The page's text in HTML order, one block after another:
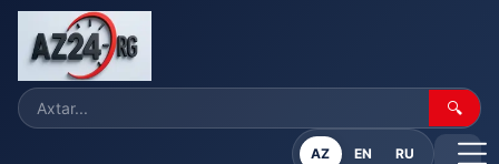
🔍
AZ EN RU